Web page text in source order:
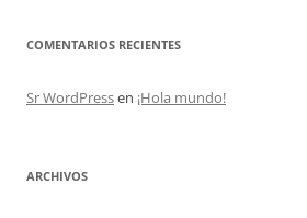
COMENTARIOS RECIENTES
Sr WordPressen ¡Hola mundo!
ARCHIVOS